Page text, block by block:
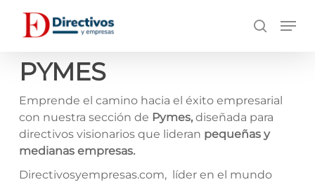
principal
búsqueda
PYMES
Emprende el camino hacia el éxito empresarial
con nuestra sección de Pymes,diseñada para
directivos visionarios que lideran pequeñas y
medianas empresas.
Directivosyempresas.com, líder en el mundo